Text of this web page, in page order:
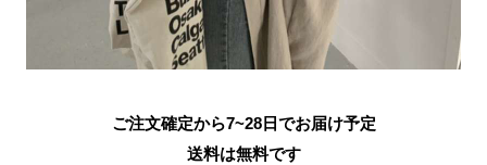
ご注文確定から7~28日でお届け予定
送料は無料です